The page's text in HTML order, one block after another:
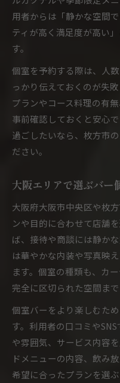
用者からは「静かな空間
ティが高く満足度が高い
す。
個室を予約する際は、人
っかり伝えておくのが失
プランやコース料理の有
事前確認しておくと安心
過ごしたいなら、枚方市
ださい。
大阪エリアで選ぶバー
大阪府大阪市中央区や枚
ンや目的に合わせて店舗
ば、接待や商談には静か
は華やかな内装や写真映
ます。個室の種類も、カ
完全に区切られた空間まで
個室バーをより楽しむた
す。利用者の口コミや
や雰囲気、サービス内容
ドメニューの内容、飲み
希望に合ったプランを選